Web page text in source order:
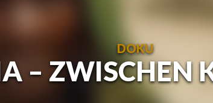
DOKU
– ZWISCHEN